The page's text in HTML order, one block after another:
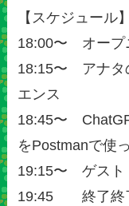
【スケジュール】
18:00〜 オープ
18:15〜 アナタ
エンス
18:45〜
をPostmanで使
19:15〜 ゲスト
19:45 終了終了